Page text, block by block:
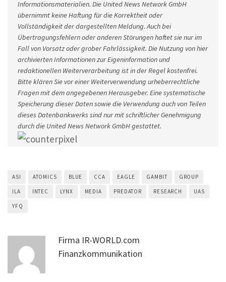
Informationsmaterialien. Die United News Network GmbH
übernimmt keine Haftung für die Korrektheit oder
Vollständigkeit der dargestellten Meldung. Auch bei
Übertragungsfehlern oder anderen Störungen haftet sie nur im
Fall von Vorsatz oder grober Fahrlässigkeit. Die Nutzung von hier
archivierten Informationen zur Eigeninformation und
redaktionellen Weiterverarbeitung ist in der Regel kostenfrei.
Bitte klären Sie vor einer Weiterverwendung urheberrechtliche
Fragen mit dem angegebenen Herausgeber. Eine systematische
Speicherung dieser Daten sowie die Verwendung auch von Teilen
dieses Datenbankwerks sind nur mit schriftlicher Genehmigung
durch die United News Network GmbH gestattet.
ASI ATOMICS BLUE CCA EAGLE GAMBIT GROUP
ILA INTEC LYNX MEDIA PREDATOR RESEARCH UAS
YFQ
Firma IR-WORLD.com
Finanzkommunikation